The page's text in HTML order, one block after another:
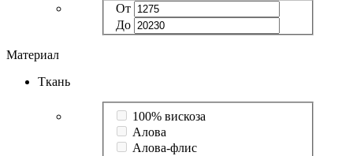
От
До
Материал
Ткань
100% вискоза
Алова
Алова-флис